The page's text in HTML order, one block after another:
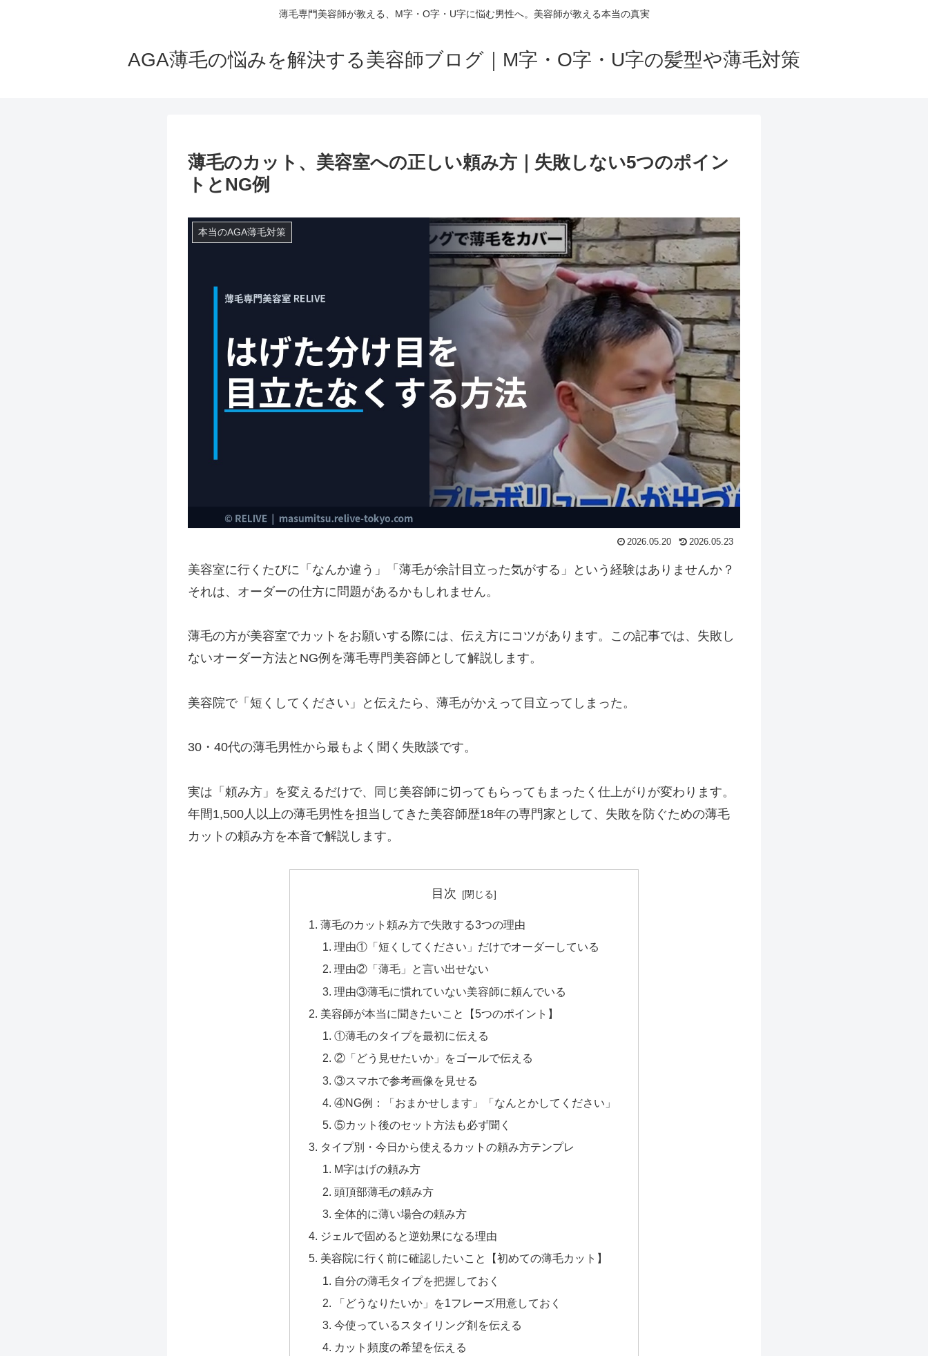
薄毛専門美容師が教える、M字・O字・U字に悩む男性へ。美容師が教える本当の真実
AGA薄毛の悩みを解決する美容師ブログ｜M字・O字・U字の髪型や薄毛対策
薄毛のカット、美容室への正しい頼み方｜失敗しない5つのポイン
トとNG例
本当のAGA薄毛対策
2026.05.20 2026.05.23
美容室に行くたびに「なんか違う」「薄毛が余計目立った気がする」という経験はありませんか？
それは、オーダーの仕方に問題があるかもしれません。
薄毛の方が美容室でカットをお願いする際には、伝え方にコツがあります。この記事では、失敗し
ないオーダー方法とNG例を薄毛専門美容師として解説します。
美容院で「短くしてください」と伝えたら、薄毛がかえって目立ってしまった。
30・40代の薄毛男性から最もよく聞く失敗談です。
実は「頼み方」を変えるだけで、同じ美容師に切ってもらってもまったく仕上がりが変わります。
年間1,500人以上の薄毛男性を担当してきた美容師歴18年の専門家として、失敗を防ぐための薄毛
カットの頼み方を本音で解説します。
目次
薄毛のカット頼み方で失敗する3つの理由
理由①「短くしてください」だけでオーダーしている
理由②「薄毛」と言い出せない
理由③薄毛に慣れていない美容師に頼んでいる
美容師が本当に聞きたいこと【5つのポイント】
①薄毛のタイプを最初に伝える
②「どう見せたいか」をゴールで伝える
③スマホで参考画像を見せる
④NG例：「おまかせします」「なんとかしてください」
⑤カット後のセット方法も必ず聞く
タイプ別・今日から使えるカットの頼み方テンプレ
M字はげの頼み方
頭頂部薄毛の頼み方
全体的に薄い場合の頼み方
ジェルで固めると逆効果になる理由
美容院に行く前に確認したいこと【初めての薄毛カット】
自分の薄毛タイプを把握しておく
「どうなりたいか」を1フレーズ用意しておく
今使っているスタイリング剤を伝える
カット頻度の希望を伝える